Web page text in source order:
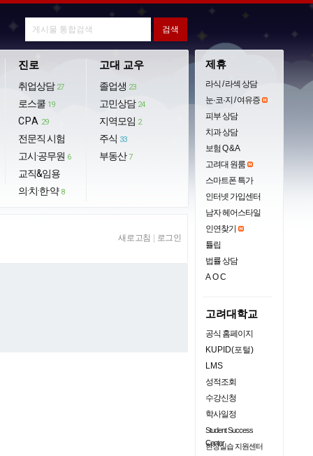
진로
취업상담 27
로스쿨 19
CPA 29
전문직 시험
고시·공무원 6
교직&임용
의·치·한·약 8
고대 교우
졸업생 23
고민상담 24
지역모임 2
주식 33
부동산 7
새로고침 로그인
제휴
라식 / 라섹 상담
눈·코·지 / 여유증
피부 상담
치과 상담
보험 Q & A
고려대 원룸
스마트폰 특가
인터넷 가입센터
남자 헤어스타일
인연찾기
튤립
법률 상담
AOC
고려대학교
공식 홈페이지
KUPID(포털)
LMS
성적조회
수강신청
학사일정
Student Success
Center
현장실습 지원센터